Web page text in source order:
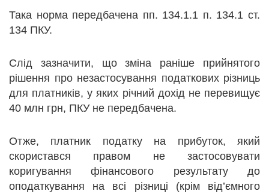
Така норма передбачена пп. 134.1.1 п. 134.1 ст.
134 ПКУ.
Слід зазначити, що зміна раніше прийнятого
рішення про незастосування податкових різниць
для платників, у яких річний дохід не перевищує
40 млн грн, ПКУ не передбачена.
Отже, платник податку на прибуток, який
скористався правом не застосовувати
коригування фінансового результату до
оподаткування на всі різниці (крім від’ємного